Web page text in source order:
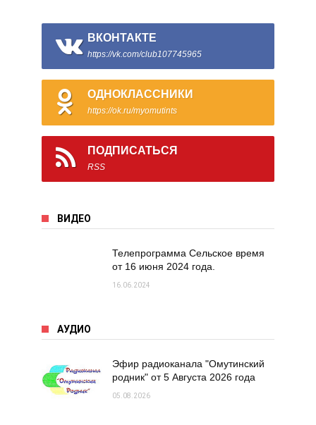
ВКОНТАКТЕ
https://vk.com/club107745965
ОДНОКЛАССНИКИ
https://ok.ru/myomutints
ПОДПИСАТЬСЯ
RSS
ВИДЕО
Телепрограмма Сельское время
от 16 июня 2024 года.
16.06.2024
АУДИО
Эфир радиоканала "Омутинский
родник" от 5 Августа 2026 года
05.08.2026